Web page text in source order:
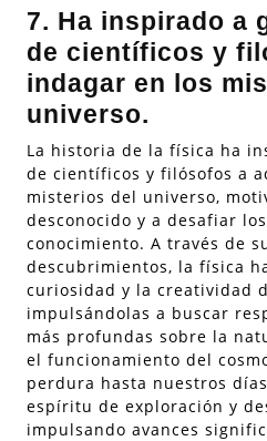
7. Ha inspirado a
de científicos y
indagar en los
universo.
La historia de la física ha
de científicos y filósofos a
misterios del universo,
desconocido y a desafiar
conocimiento. A través de
descubrimientos, la física
curiosidad y la creatividad
impulsándolas a buscar
más profundas sobre la
el funcionamiento del
perdura hasta nuestros
espíritu de exploración y
impulsando avances